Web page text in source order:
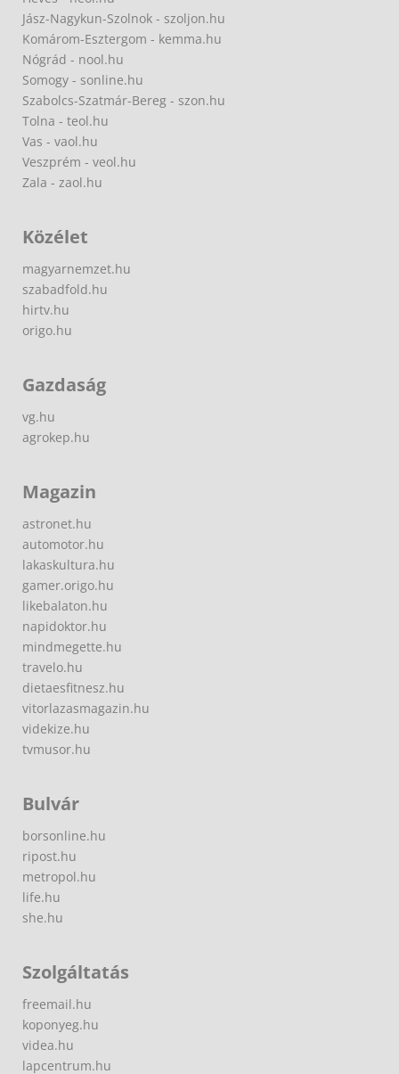
Jász-Nagykun-Szolnok - szoljon.hu
Komárom-Esztergom - kemma.hu
Nógrád - nool.hu
Somogy - sonline.hu
Szabolcs-Szatmár-Bereg - szon.hu
Tolna - teol.hu
Vas - vaol.hu
Veszprém - veol.hu
Zala - zaol.hu
Közélet
magyarnemzet.hu
szabadfold.hu
hirtv.hu
origo.hu
Gazdaság
vg.hu
agrokep.hu
Magazin
astronet.hu
automotor.hu
lakaskultura.hu
gamer.origo.hu
likebalaton.hu
napidoktor.hu
mindmegette.hu
travelo.hu
dietaesfitnesz.hu
vitorlazasmagazin.hu
videkize.hu
tvmusor.hu
Bulvár
borsonline.hu
ripost.hu
metropol.hu
life.hu
she.hu
Szolgáltatás
freemail.hu
koponyeg.hu
videa.hu
lapcentrum.hu